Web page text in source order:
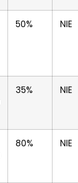
50% NIE
35% NIE
80% NIE